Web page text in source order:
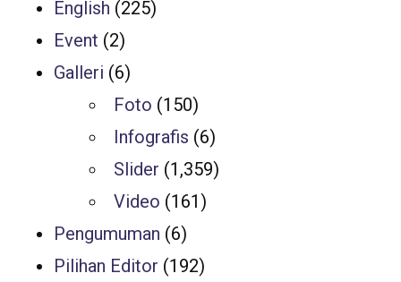
English (225)
Event (2)
Galleri (6)
Foto (150)
Infografis (6)
Slider (1,359)
Video (161)
Pengumuman (6)
Pilihan Editor (192)